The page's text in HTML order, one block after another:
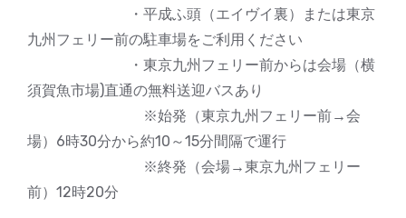
・平成ふ頭（エイヴイ裏）または東京
九州フェリー前の駐車場をご利用ください
・東京九州フェリー前からは会場（横
須賀魚市場)直通の無料送迎バスあり
※始発（東京九州フェリー前→会
場）6時30分から約10～15分間隔で運行
※終発（会場→東京九州フェリー
前）12時20分